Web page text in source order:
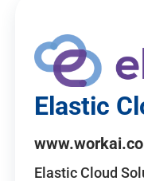
Elastic
Elastic Cloud